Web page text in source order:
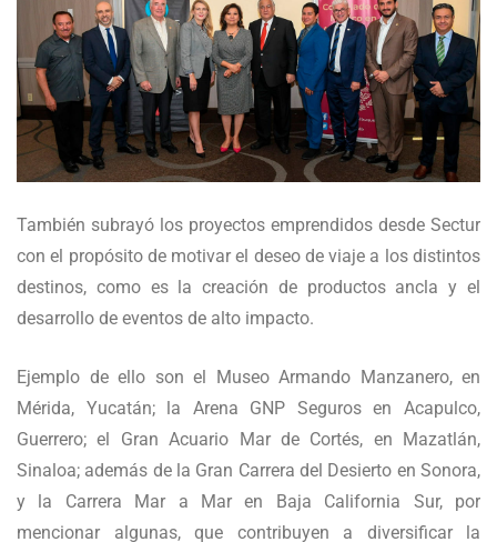
También subrayó los proyectos emprendidos desde Sectur
con el propósito de motivar el deseo de viaje a los distintos
destinos, como es la creación de productos ancla y el
desarrollo de eventos de alto impacto.
Ejemplo de ello son el Museo Armando Manzanero, en
Mérida, Yucatán; la Arena GNP Seguros en Acapulco,
Guerrero; el Gran Acuario Mar de Cortés, en Mazatlán,
Sinaloa; además de la Gran Carrera del Desierto en Sonora,
y la Carrera Mar a Mar en Baja California Sur, por
mencionar algunas, que contribuyen a diversificar la